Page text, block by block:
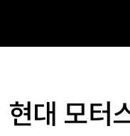
현대 모터